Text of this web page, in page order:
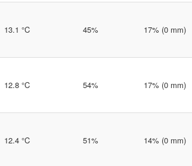
13.1 °C 45% 17% (0 mm)
12.8 °C 54% 17% (0 mm)
12.4 °C 51% 14% (0 mm)